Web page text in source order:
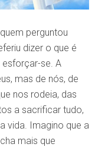
perguntou
dizer o que é
esforçar-se. A
mas de nós, de
nos rodeia, das
a sacrificar tudo,
vida. Imagino que a
mais que